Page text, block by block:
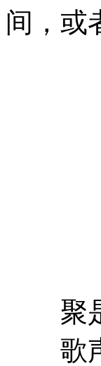
间，或
聚是
歌声